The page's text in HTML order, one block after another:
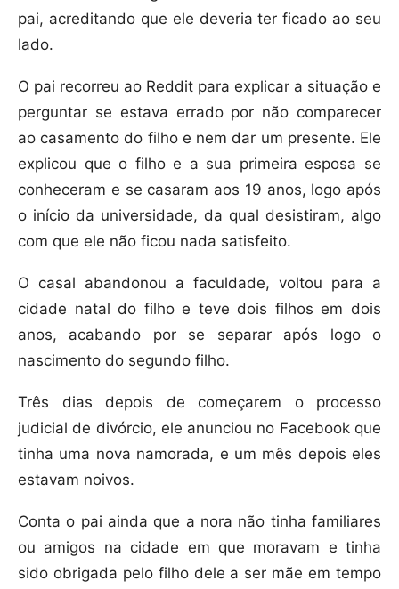
pai, acreditando que ele deveria ter ficado ao seu
lado.
O pai recorreu ao Reddit para explicar a situação e
perguntar se estava errado por não comparecer
ao casamento do filho e nem dar um presente. Ele
explicou que o filho e a sua primeira esposa se
conheceram e se casaram aos 19 anos, logo após
o início da universidade, da qual desistiram, algo
com que ele não ficou nada satisfeito.
O casal abandonou a faculdade, voltou para a
cidade natal do filho e teve dois filhos em dois
anos, acabando por se separar após logo o
nascimento do segundo filho.
Três dias depois de começarem o processo
judicial de divórcio, ele anunciou no Facebook que
tinha uma nova namorada, e um mês depois eles
estavam noivos.
Conta o pai ainda que a nora não tinha familiares
ou amigos na cidade em que moravam e tinha
sido obrigada pelo filho dele a ser mãe em tempo